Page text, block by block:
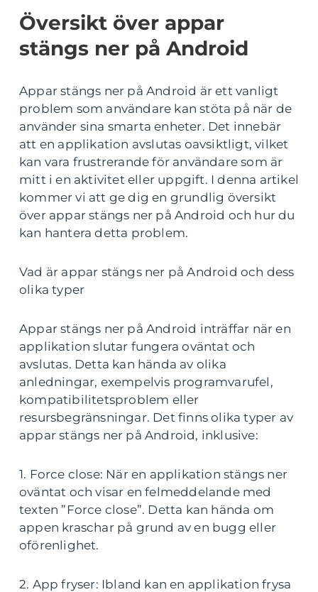
Översikt över appar
stängs ner på Android
Appar stängs ner på Android är ett vanligt
problem som användare kan stöta på när de
använder sina smarta enheter. Det innebär
att en applikation avslutas oavsiktligt, vilket
kan vara frustrerande för användare som är
mitt i en aktivitet eller uppgift. I denna artikel
kommer vi att ge dig en grundlig översikt
över appar stängs ner på Android och hur du
kan hantera detta problem.
Vad är appar stängs ner på Android och dess
olika typer
Appar stängs ner på Android inträffar när en
applikation slutar fungera oväntat och
avslutas. Detta kan hända av olika
anledningar, exempelvis programvarufel,
kompatibilitetsproblem eller
resursbegränsningar. Det finns olika typer av
appar stängs ner på Android, inklusive:
1. Force close: När en applikation stängs ner
oväntat och visar en felmeddelande med
texten ”Force close”. Detta kan hända om
appen kraschar på grund av en bugg eller
oförenlighet.
2. App fryser: Ibland kan en applikation frysa